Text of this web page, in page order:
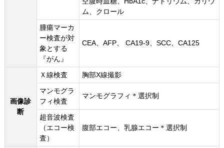
ム、クロール
腫瘍マーカ
ー検査が対
象とする
『がん』
CEA、AFP、 CA19-9、SCC、CA125
画像診
断
Ｘ線検査
胸部X線撮影
マンモグラ
フィ検査
マンモグラフィ＊選択制
超音波検査
（エコー検
査）
腹部エコー、乳腺エコー＊選択制